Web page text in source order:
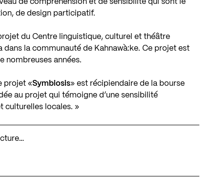
de compréhension et de sensibilité qui sont le
de design participatif.
du Centre linguistique, culturel et théâtre
dans la communauté de Kahnawà:ke. Ce projet est
nombreuses années.
projet «Symbiosis» est récipiendaire de la bourse
au projet qui témoigne d’une sensibilité
culturelles locales. »